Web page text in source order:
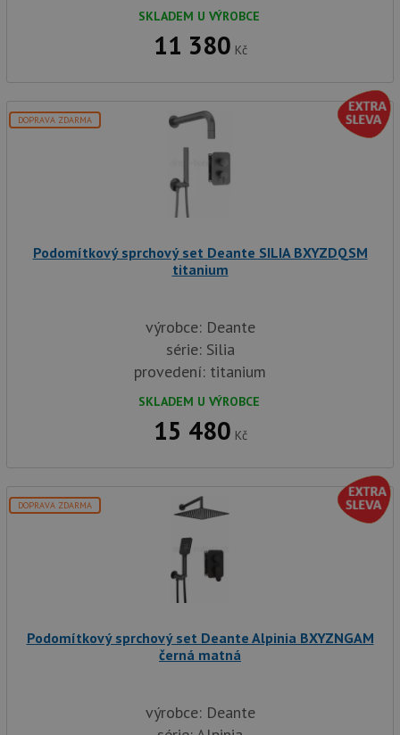
SKLADEM U VÝROBCE
11 380 Kč
DOPRAVA ZDARMA
Podomítkový sprchový set Deante SILIA BXYZDQSM
titanium
výrobce: Deante
série: Silia
provedení: titanium
SKLADEM U VÝROBCE
15 480 Kč
DOPRAVA ZDARMA
Podomítkový sprchový set Deante Alpinia BXYZNGAM
černá matná
výrobce: Deante